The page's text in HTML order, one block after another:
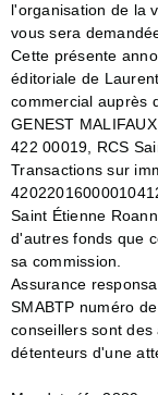
l'organisation de la
vous sera
Cette présente
éditoriale de
commercial auprès
GENEST
422 00019, RCS
Transactions sur
Saint Étienne
d'autres fonds que
sa commission.
Assurance
SMABTP numéro
conseillers sont
détenteurs d'une